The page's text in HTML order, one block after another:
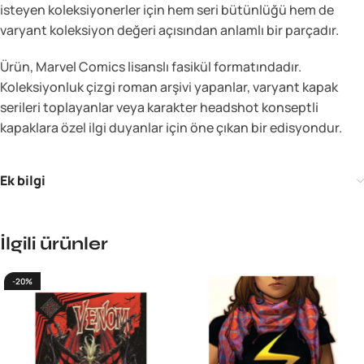
isteyen koleksiyonerler için hem seri bütünlüğü hem de
varyant koleksiyon değeri açısından anlamlı bir parçadır.
Ürün, Marvel Comics lisanslı fasikül formatındadır.
Koleksiyonluk çizgi roman arşivi yapanlar, varyant kapak
serileri toplayanlar veya karakter headshot konseptli
kapaklara özel ilgi duyanlar için öne çıkan bir edisyondur.
Ek bilgi
İlgili ürünler
-20%